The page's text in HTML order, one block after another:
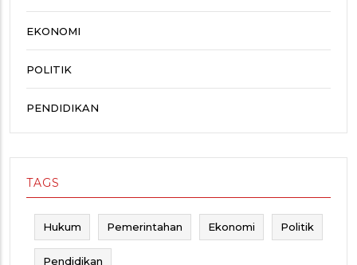
EKONOMI
POLITIK
PENDIDIKAN
TAGS
Hukum Pemerintahan Ekonomi Politik
Pendidikan